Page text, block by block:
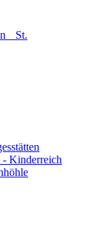
St.
- Kinderreich